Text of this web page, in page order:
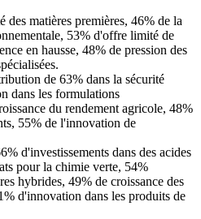
des matières premières, 46% de la
53% d'offre limité de
en hausse, 48% de pression des
de 63% dans la sécurité
dans les formulations
du rendement agricole, 48%
55% de l'innovation de
d'investissements dans des acides
pour la chimie verte, 54%
hybrides, 49% de croissance des
d'innovation dans les produits de